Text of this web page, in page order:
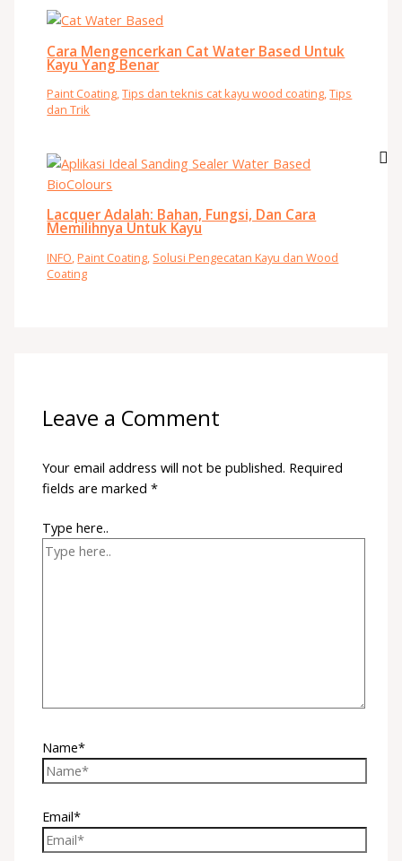
Cara Mengencerkan Cat Water Based Untuk
Kayu Yang Benar
Paint Coating,Tips dan teknis cat kayu wood coating,Tips
dan Trik
Lacquer Adalah: Bahan, Fungsi, Dan Cara
Memilihnya Untuk Kayu
INFO,Paint Coating, Solusi Pengecatan Kayu dan Wood
Coating
Leave a Comment
Your email address will not be published. Required
fields are marked*
Type here..
Name*
Email*